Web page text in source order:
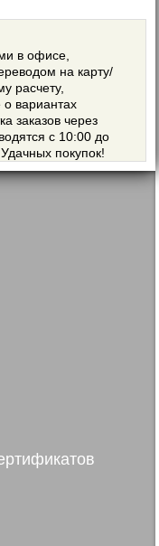
в офисе,
на карту/
расчету,
вариантах
заказов через
с 10:00 до
покупок!